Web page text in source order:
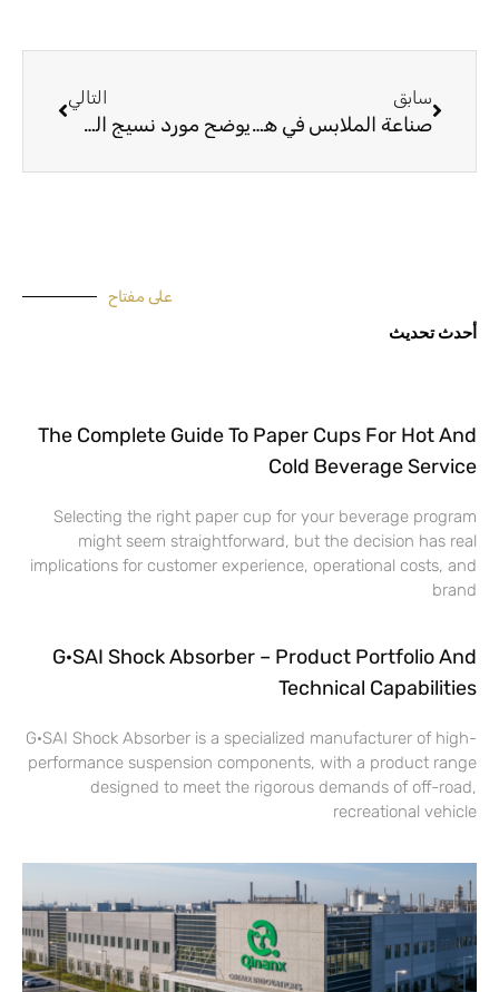
سابق
صناعة الملابس في هونغ كونغ
التالي
يوضح مورد نسيج الصين أكسفورد استخدام ومصدر قماش أكسفورد
على مفتاح
أحدث تحديث
The Complete Guide To Paper Cups For Hot And
Cold Beverage Service
Selecting the right paper cup for your beverage program
might seem straightforward, but the decision has real
implications for customer experience, operational costs, and
brand
G·SAI Shock Absorber – Product Portfolio And
Technical Capabilities
G·SAI Shock Absorber is a specialized manufacturer of high-
performance suspension components, with a product range
designed to meet the rigorous demands of off-road,
recreational vehicle